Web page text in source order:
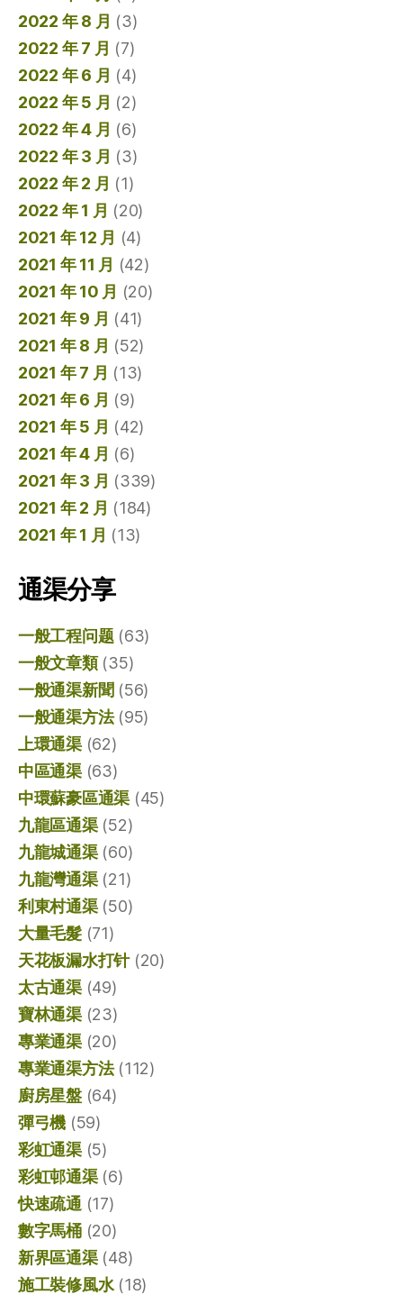
2022 年 8 月 (3)
2022 年 7 月 (7)
2022 年 6 月 (4)
2022 年 5 月 (2)
2022 年 4 月 (6)
2022 年 3 月 (3)
2022 年 2 月 (1)
2022 年 1 月 (20)
2021 年 12 月 (4)
2021 年 11 月 (42)
2021 年 10 月 (20)
2021 年 9 月 (41)
2021 年 8 月 (52)
2021 年 7 月 (13)
2021 年 6 月 (9)
2021 年 5 月 (42)
2021 年 4 月 (6)
2021 年 3 月 (339)
2021 年 2 月 (184)
2021 年 1 月 (13)
通渠分享
一般工程问题(63)
一般文章類(35)
一般通渠新聞 (56)
一般通渠方法(95)
上環通渠(62)
中區通渠(63)
中環蘇豪區通渠 (45)
九龍區通渠(52)
九龍城通渠(60)
九龍灣通渠(21)
利東村通渠(50)
大量毛髮(71)
天花板漏水打针(20)
太古通渠(49)
寶林通渠(23)
專業通渠(20)
專業通渠方法(112)
廚房星盤(64)
彈弓機 (59)
彩虹通渠(5)
彩虹邨通渠(6)
快速疏通 (17)
數字馬桶(20)
新界區通渠(48)
施工裝修風水(18)